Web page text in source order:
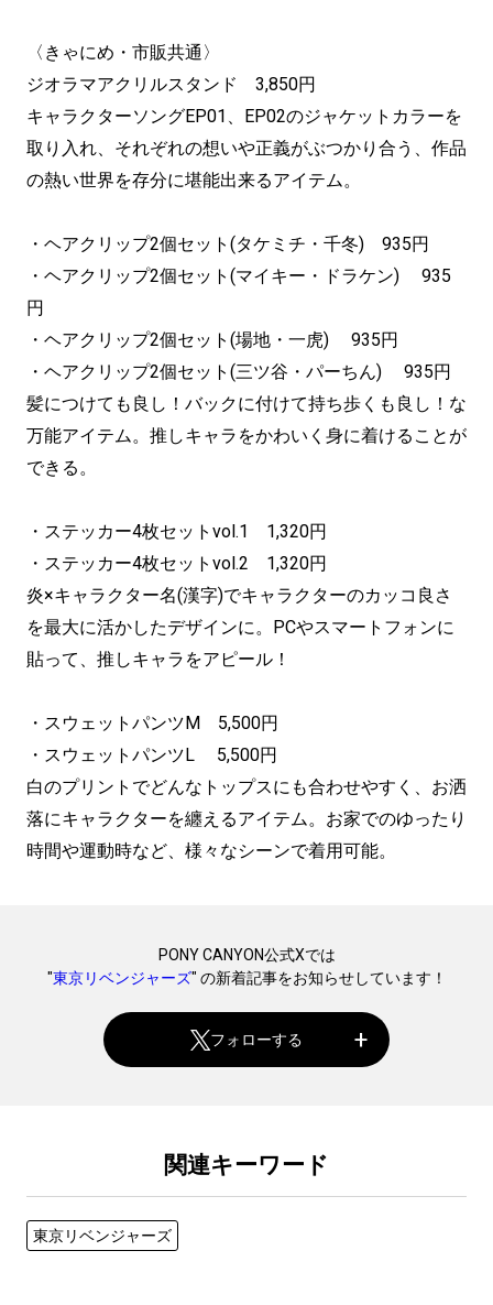
〈きゃにめ・市販共通〉
ジオラマアクリルスタンド 3,850円
キャラクターソングEP01、EP02のジャケットカラーを
取り入れ、それぞれの想いや正義がぶつかり合う、作品
の熱い世界を存分に堪能出来るアイテム。
・ヘアクリップ2個セット(タケミチ・千冬) 935円
・ヘアクリップ2個セット(マイキー・ドラケン) 935
円
・ヘアクリップ2個セット(場地・一虎) 935円
・ヘアクリップ2個セット(三ツ谷・パーちん) 935円
髪につけても良し！バックに付けて持ち歩くも良し！な
万能アイテム。推しキャラをかわいく身に着けることが
できる。
・ステッカー4枚セットvol.1 1,320円
・ステッカー4枚セットvol.2 1,320円
炎×キャラクター名(漢字)でキャラクターのカッコ良さ
を最大に活かしたデザインに。PCやスマートフォンに
貼って、推しキャラをアピール！
・スウェットパンツM 5,500円
・スウェットパンツL 5,500円
白のプリントでどんなトップスにも合わせやすく、お洒
落にキャラクターを纏えるアイテム。お家でのゆったり
時間や運動時など、様々なシーンで着用可能。
PONY CANYON公式Xでは
"東京リベンジャーズ" の新着記事をお知らせしています！
フォローする
関連キーワード
東京リベンジャーズ